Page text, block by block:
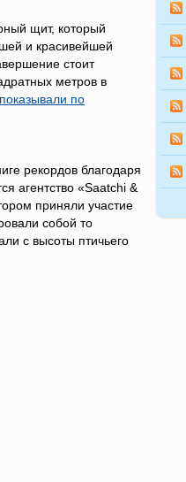
щит, который
и красивейшей
стоит
метров в
по
рекордов благодаря
агентство «Saatchi &
приняли участие
собой то
с высоты птичьего